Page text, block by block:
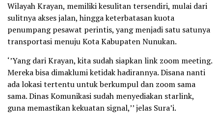
Wilayah Krayan, memiliki kesulitan tersendiri, mulai dari
sulitnya akses jalan, hingga keterbatasan kuota
penumpang pesawat perintis, yang menjadi satu satunya
transportasi menuju Kota Kabupaten Nunukan.
‘’Yang dari Krayan, kita sudah siapkan link zoom meeting.
Mereka bisa dimaklumi ketidak hadirannya. Disana nanti
ada lokasi tertentu untuk berkumpul dan zoom sama
sama. Dinas Komunikasi sudah menyediakan starlink,
guna memastikan kekuatan signal,’’ jelas Sura’i.